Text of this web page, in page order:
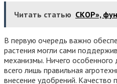
Читать статью СКОР»,
В первую очередь важно
растения могли сами
механизмы. Ничего особенного
всего лишь правильная
внесение удобрений. Качество